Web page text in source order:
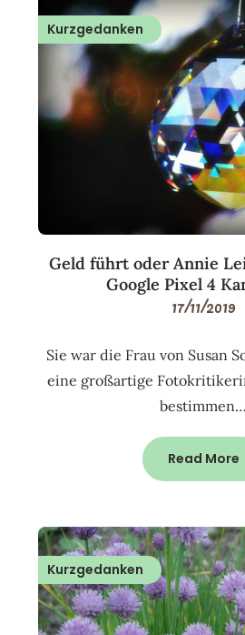
Kurzgedanken
Geld führt oder Annie
Google Pixel 4
17/11/2019
Sie war die Frau von Susan
eine großartige
bestimmen…
Read More
Kurzgedanken